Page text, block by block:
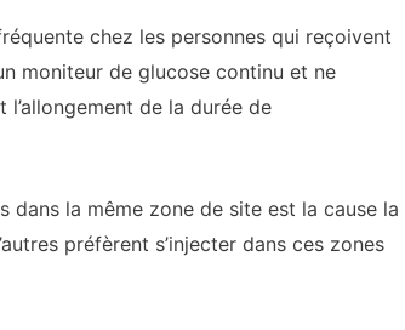
chez les personnes qui reçoivent
moniteur de glucose continu et ne
l’allongement de la durée de
dans la même zone de site est la cause la
préfèrent s’injecter dans ces zones